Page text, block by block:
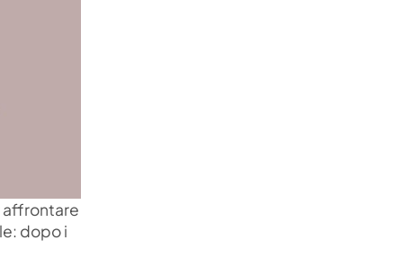
affrontare
dopo i